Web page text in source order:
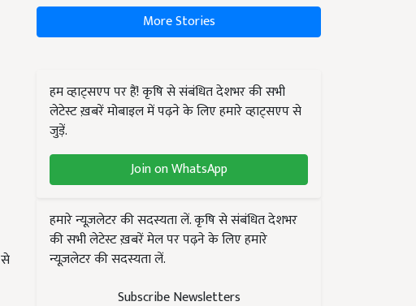
More Stories
हम व्हाट्सएप पर हैं! कृषि से संबंधित देशभर की सभी
लेटेस्ट ख़बरें मोबाइल में पढ़ने के लिए हमारे व्हाट्सएप से
जुड़ें.
Join on WhatsApp
हमारे न्यूज़लेटर की सदस्यता लें. कृषि से संबंधित देशभर
की सभी लेटेस्ट ख़बरें मेल पर पढ़ने के लिए हमारे
न्यूज़लेटर की सदस्यता लें.
Subscribe Newsletters